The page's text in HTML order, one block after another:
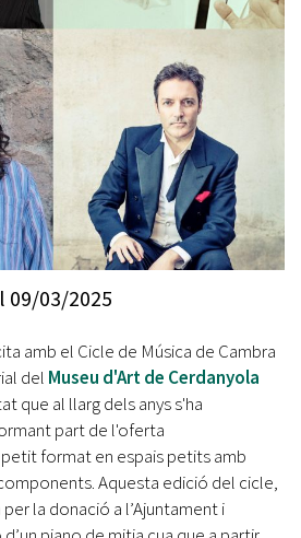
09/03/2025
amb el Cicle de Música de Cambra
del Museu d'Art de Cerdanyola
que al llarg dels anys s'ha
part de l'oferta
format en espais petits amb
Aquesta edició del cicle,
la donació a l’Ajuntament i